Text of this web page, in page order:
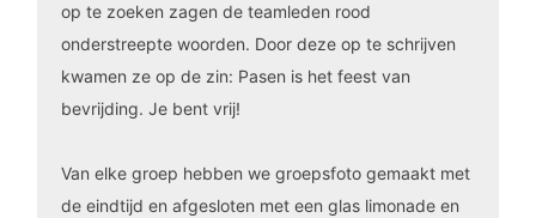
op te zoeken zagen de teamleden rood
onderstreepte woorden. Door deze op te schrijven
kwamen ze op de zin: Pasen is het feest van
bevrijding. Je bent vrij!
Van elke groep hebben we groepsfoto gemaakt met
de eindtijd en afgesloten met een glas limonade en